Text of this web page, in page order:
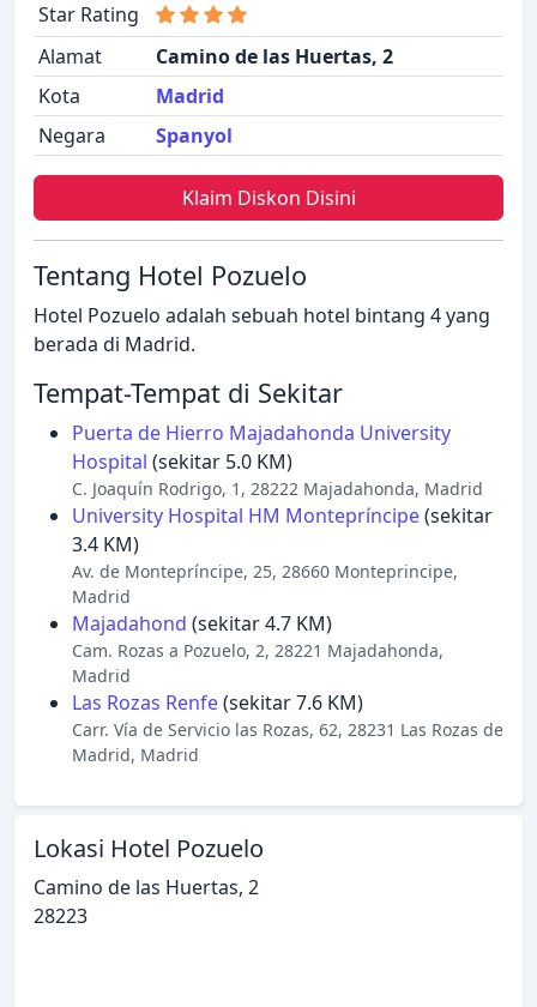
Star Rating
Alamat
Camino de las Huertas, 2
Kota
Madrid
Negara
Spanyol
Klaim Diskon Disini
Tentang Hotel Pozuelo
Hotel Pozuelo adalah sebuah hotel bintang 4 yang
berada di Madrid.
Tempat-Tempat di Sekitar
Puerta de Hierro Majadahonda University
Hospital (sekitar 5.0 KM)
C. Joaquín Rodrigo, 1, 28222 Majadahonda, Madrid
University Hospital HM Montepríncipe(sekitar
3.4 KM)
Av. de Montepríncipe, 25, 28660 Monteprincipe,
Madrid
Majadahond (sekitar 4.7 KM)
Cam. Rozas a Pozuelo, 2, 28221 Majadahonda,
Madrid
Las Rozas Renfe(sekitar 7.6 KM)
Carr. Vía de Servicio las Rozas, 62, 28231 Las Rozas de
Madrid, Madrid
Lokasi Hotel Pozuelo
Camino de las Huertas, 2
28223